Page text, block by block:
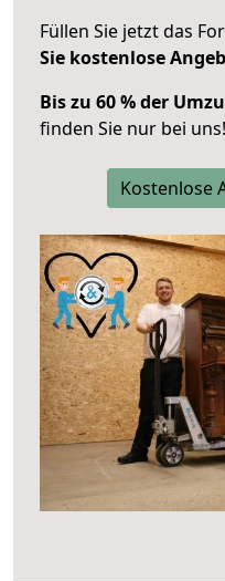
Füllen Sie jetzt das
Sie kostenlose
Bis zu 60 % der
finden Sie nur bei uns!
Kostenlose